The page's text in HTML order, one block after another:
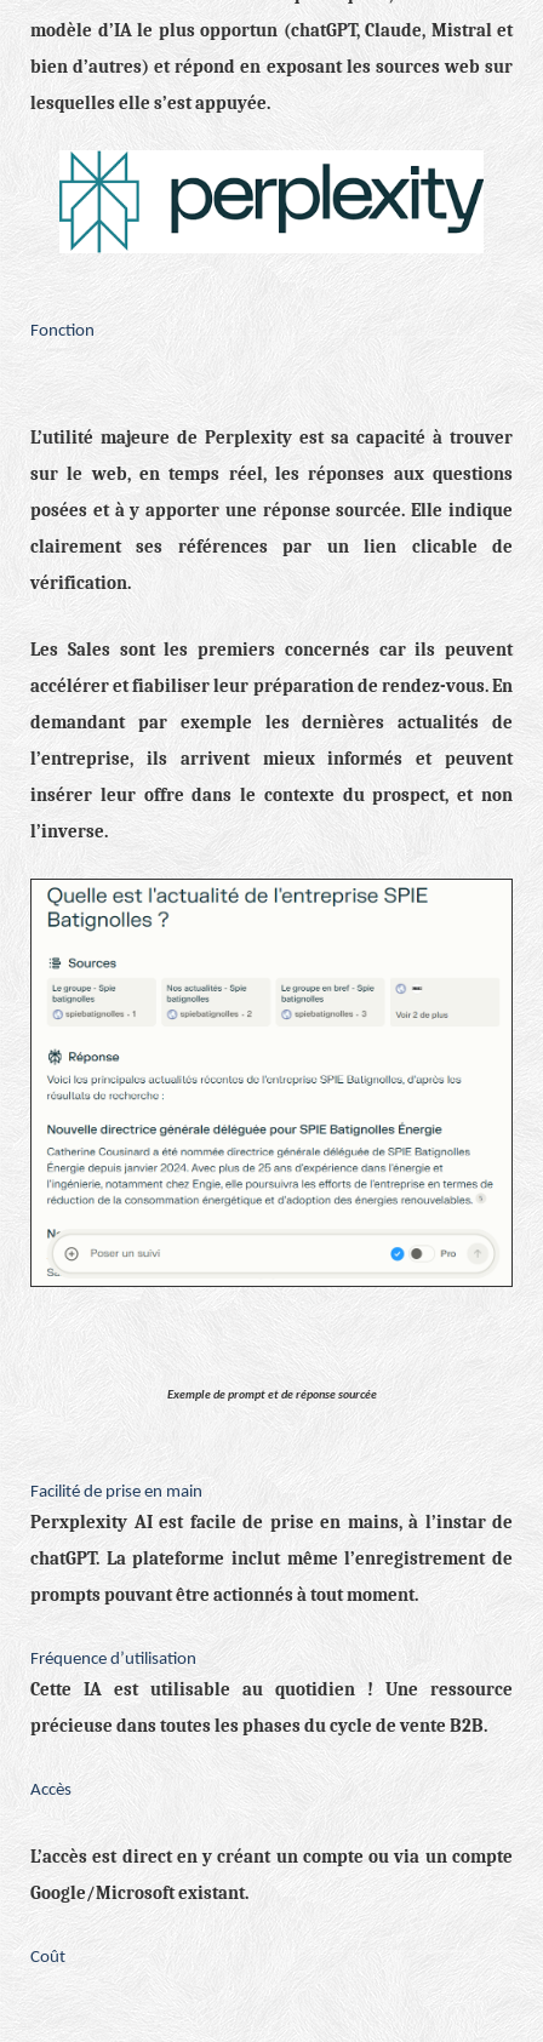
modèle d’IA le plus opportun (chatGPT, Claude, Mistral et
bien d’autres) et répond en exposant les sources web sur
lesquelles elle s’est appuyée.
Fonction
L’utilité majeure de Perplexity est sa capacité à trouver
sur le web, en temps réel, les réponses aux questions
posées et à y apporter une réponse sourcée. Elle indique
clairement ses références par un lien clicable de
vérification.
Les Sales sont les premiers concernés car ils peuvent
accélérer et fiabiliser leur préparation de rendez-vous. En
demandant par exemple les dernières actualités de
l’entreprise, ils arrivent mieux informés et peuvent
insérer leur offre dans le contexte du prospect, et non
l’inverse.
Exemple de prompt et de réponse sourcée
Facilité de prise en main
Perxplexity AI est facile de prise en mains, à l’instar de
chatGPT. La plateforme inclut même l’enregistrement de
prompts pouvant être actionnés à tout moment.
Fréquence d’utilisation
Cette IA est utilisable au quotidien ! Une ressource
précieuse dans toutes les phases du cycle de vente B2B.
Accès
L’accès est direct en y créant un compte ou via un compte
Google/Microsoft existant.
Coût